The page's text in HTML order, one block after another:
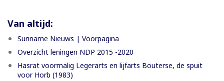
Van altijd:
Suriname Nieuws | Voorpagina
Overzicht leningen NDP 2015 -2020
Hasrat voormalig Legerarts en lijfarts Bouterse, de spuit
voor Horb (1983)